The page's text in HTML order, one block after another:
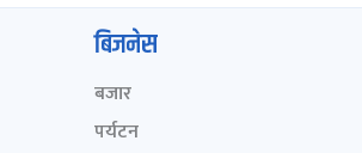
बिजनेस
बजार
पर्यटन